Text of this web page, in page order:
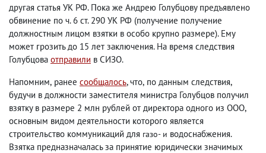
другая статья УК РФ. Пока же Андрею Голубцову предъявлено
обвинение по ч. 6 ст. 290 УК РФ (получение получение
должностным лицом взятки в особо крупно размере). Ему
может грозить до 15 лет заключения. На время следствия
Голубцова отправили в СИЗО.
Напомним, ранее сообщалось, что, по данным следствия,
будучи в должности заместителя министра Голубцов получил
взятку в размере 2 млн рублей от директора одного из ООО,
основным видом деятельности которого является
строительство коммуникаций для газо- и водоснабжения.
Взятка предназначалась за принятие юридически значимых